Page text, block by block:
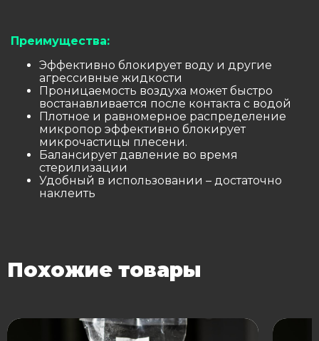
Преимущества:
Эффективно блокирует воду и другие
агрессивные жидкости
Проницаемость воздуха может быстро
востанавливается после контакта с водой
Плотное и равномерное распределение
микропор эффективно блокирует
микрочастицы плесени.
Балансирует давление во время
стерилизации
Удобный в использовании – достаточно
наклеить
Похожие товары